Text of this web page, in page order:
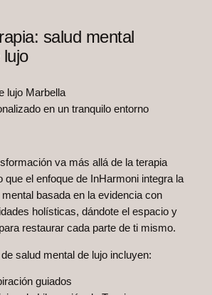
salud mental
en un tranquilo entorno
va más allá de la terapia
que el enfoque de InHarmoni integra la
basada en la evidencia con
holísticas, dándote el espacio y
restaurar cada parte de ti mismo.
salud mental de lujo incluyen:
guiados